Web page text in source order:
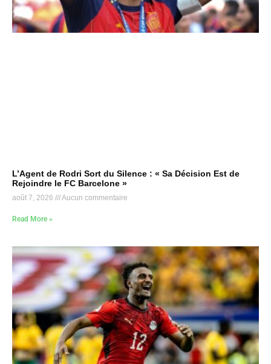
L’Agent de Rodri Sort du Silence : « Sa Décision Est de
Rejoindre le FC Barcelone »
août 7, 2026 Aucun commentaire
Read More »